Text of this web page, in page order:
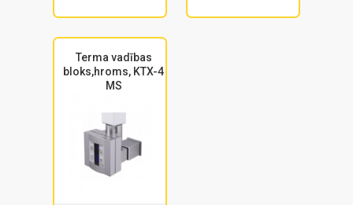
Terma vadības
bloks,hroms, KTX-4
MS